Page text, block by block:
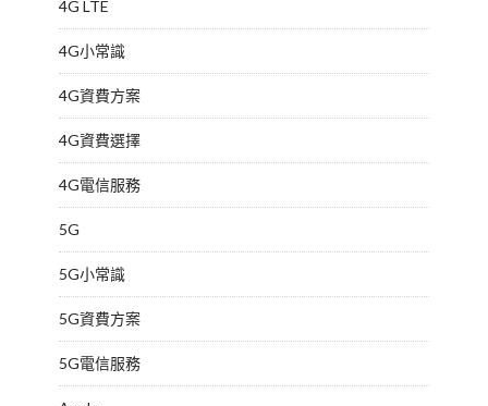
4G LTE
4G小常識
4G資費方案
4G資費選擇
4G電信服務
5G
5G小常識
5G資費方案
5G電信服務